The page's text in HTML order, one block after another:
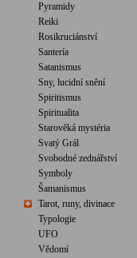
Pyramidy
Reiki
Rosikruciánství
Santería
Satanismus
Sny, lucidní snění
Spiritismus
Spiritualita
Starověká mystéria
Svatý Grál
Svobodné zednářství
Symboly
Šamanismus
Tarot, runy, divinace
Typologie
UFO
Vědomí